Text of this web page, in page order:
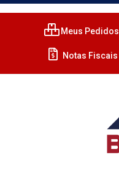
Meus Pedidos
Notas Fiscais